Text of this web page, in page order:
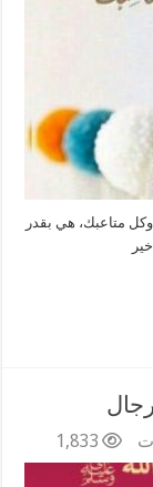
متاعبك، هي بقدر
1,833